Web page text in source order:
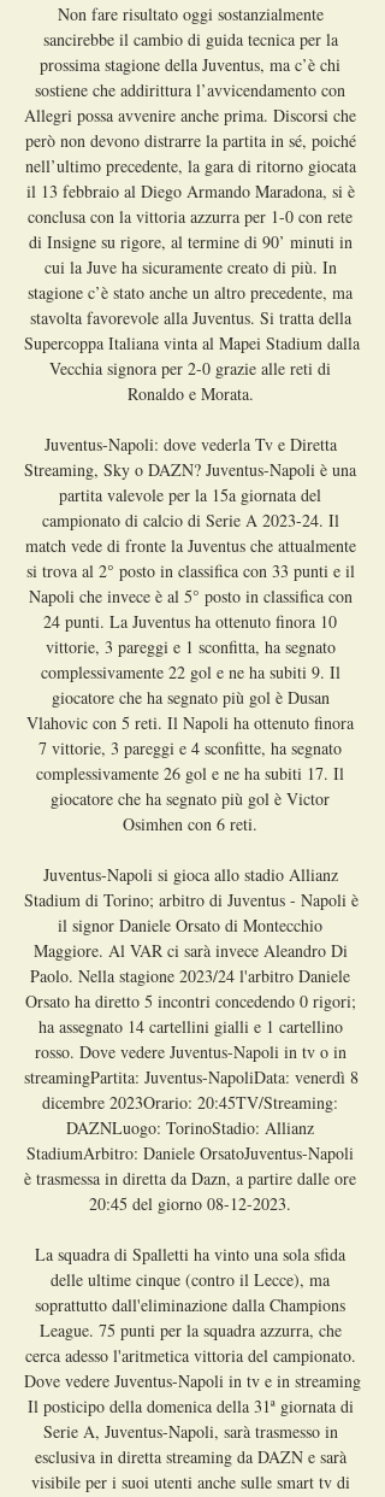
Non fare risultato oggi sostanzialmente
sancirebbe il cambio di guida tecnica per la
prossima stagione della Juventus, ma c’è chi
sostiene che addirittura l’avvicendamento con
Allegri possa avvenire anche prima. Discorsi che
però non devono distrarre la partita in sé, poiché
nell’ultimo precedente, la gara di ritorno giocata
il 13 febbraio al Diego Armando Maradona, si è
conclusa con la vittoria azzurra per 1-0 con rete
di Insigne su rigore, al termine di 90’ minuti in
cui la Juve ha sicuramente creato di più. In
stagione c’è stato anche un altro precedente, ma
stavolta favorevole alla Juventus. Si tratta della
Supercoppa Italiana vinta al Mapei Stadium dalla
Vecchia signora per 2-0 grazie alle reti di
Ronaldo e Morata.
Juventus-Napoli: dove vederla Tv e Diretta
Streaming, Sky o DAZN? Juventus-Napoli è una
partita valevole per la 15a giornata del
campionato di calcio di Serie A 2023-24. Il
match vede di fronte la Juventus che attualmente
si trova al 2° posto in classifica con 33 punti e il
Napoli che invece è al 5° posto in classifica con
24 punti. La Juventus ha ottenuto finora 10
vittorie, 3 pareggi e 1 sconfitta, ha segnato
complessivamente 22 gol e ne ha subiti 9. Il
giocatore che ha segnato più gol è Dusan
Vlahovic con 5 reti. Il Napoli ha ottenuto finora
7 vittorie, 3 pareggi e 4 sconfitte, ha segnato
complessivamente 26 gol e ne ha subiti 17. Il
giocatore che ha segnato più gol è Victor
Osimhen con 6 reti.
Juventus-Napoli si gioca allo stadio Allianz
Stadium di Torino; arbitro di Juventus - Napoli è
il signor Daniele Orsato di Montecchio
Maggiore. Al VAR ci sarà invece Aleandro Di
Paolo. Nella stagione 2023/24 l'arbitro Daniele
Orsato ha diretto 5 incontri concedendo 0 rigori;
ha assegnato 14 cartellini gialli e 1 cartellino
rosso. Dove vedere Juventus-Napoli in tv o in
streamingPartita: Juventus-NapoliData: venerdì 8
dicembre 2023Orario: 20:45TV/Streaming:
DAZNLuogo: TorinoStadio: Allianz
StadiumArbitro: Daniele OrsatoJuventus-Napoli
è trasmessa in diretta da Dazn, a partire dalle ore
20:45 del giorno 08-12-2023.
La squadra di Spalletti ha vinto una sola sfida
delle ultime cinque (contro il Lecce), ma
soprattutto dall'eliminazione dalla Champions
League. 75 punti per la squadra azzurra, che
cerca adesso l'aritmetica vittoria del campionato.
Dove vedere Juventus-Napoli in tv e in streaming
Il posticipo della domenica della 31ª giornata di
Serie A, Juventus-Napoli, sarà trasmesso in
esclusiva in diretta streaming da DAZN e sarà
visibile per i suoi utenti anche sulle smart tv di